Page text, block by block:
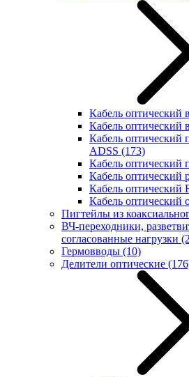
Кабель оптический
Кабель оптический
Кабель оптический
ADSS (173)
Кабель оптический
Кабель оптический
Кабель оптический
Кабель оптический
Пигтейлы из
ВЧ-переходники,
согласованные нагрузки
Гермовводы (10)
Делители оптические